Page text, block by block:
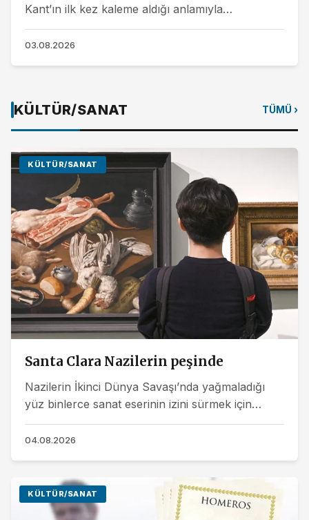
Kant’ın ilk kez kaleme aldığı anlamıyla
aydınlanma kavramının mahiyetine, yani tarihsel
olarak kazandığı...
03.08.2026
KÜLTÜR/SANAT TÜMÜ ›
KÜLTÜR/SANAT
Santa Clara Nazilerin peşinde
Nazilerin İkinci Dünya Savaşı’nda yağmaladığı
yüz binlerce sanat eserinin izini sürmek için
Santa Clara Üniversitesi araştırmacıları yeni bir
yapay...
04.08.2026
KÜLTÜR/SANAT